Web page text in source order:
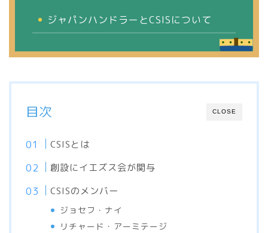
ジャパンハンドラーとCSISについて
CLOSE
目次
CSISとは
創設にイエズス会が関与
CSISのメンバー
ジョセフ・ナイ
リチャード・アーミテージ